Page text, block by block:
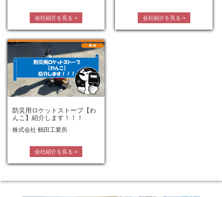
会社紹介を見る > 会社紹介を見る >
防災用ロケットストーブ【わ
んこ】紹介します！！！
株式会社 鶴田工業所
会社紹介を見る >